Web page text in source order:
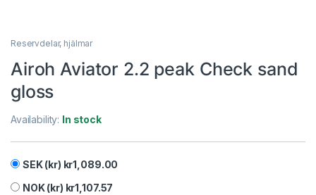
Reservdelar, hjälmar
Airoh Aviator 2.2 peak Check sand
gloss
Availability: In stock
SEK (kr) kr1,089.00
NOK (kr) kr1,107.57